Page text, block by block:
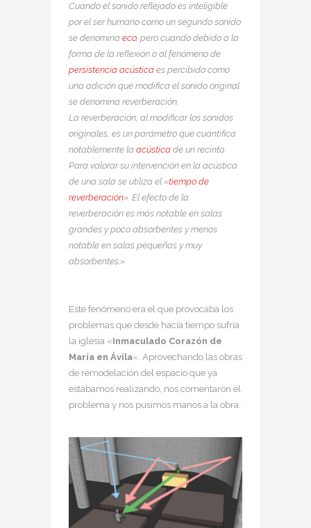
Cuando el sonido reflejado es inteligible
por el ser humano como un segundo sonido
se denomina eco, pero cuando debido a la
forma de la reflexión o al fenómeno de
persistencia acústica es percibido como
una adición que modifica el sonido original
se denomina reverberación.
La reverberación, al modificar los sonidos
originales, es un parámetro que cuantifica
notablemente la acústica de un recinto.
Para valorar su intervención en la acústica
de una sala se utiliza el «tiempo de
reverberación». El efecto de la
reverberación es más notable en salas
grandes y poco absorbentes y menos
notable en salas pequeñas y muy
absorbentes.»
Este fenómeno era el que provocaba los
problemas que desde hacía tiempo sufría
la iglesia «Inmaculado Corazón de
María en Ávila«. Aprovechando las obras
de remodelación del espacio que ya
estábamos realizando, nos comentaron el
problema y nos pusimos manos a la obra.